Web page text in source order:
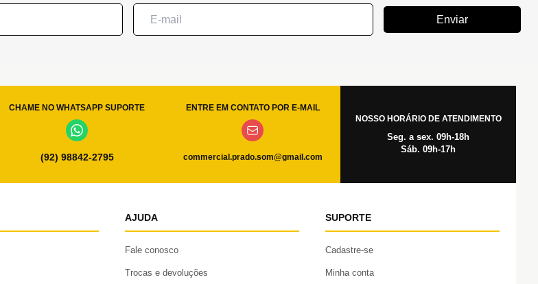
Enviar
CHAME NO WHATSAPP SUPORTE
(92) 98842-2795
ENTRE EM CONTATO POR E-MAIL
commercial.prado.som@gmail.com
NOSSO HORÁRIO DE ATENDIMENTO
Seg. a sex. 09h-18h
Sáb. 09h-17h
AJUDA
Fale conosco
Trocas e devoluções
SUPORTE
Cadastre-se
Minha conta